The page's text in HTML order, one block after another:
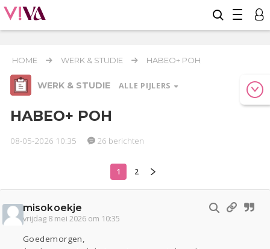
HOME WERK & STUDIE HABEO+ POH
WERK & STUDIE ALLE PIJLERS
Relaties
Werk & Studie
Seks Gezondheid
Coronavirus
Overig
Actueel Oekraïne
HABEO+ POH
08-05-2026 10:35 26 berichten
1 2
misokoekje
vrijdag 8 mei 2026 om 10:35
Goedemorgen,